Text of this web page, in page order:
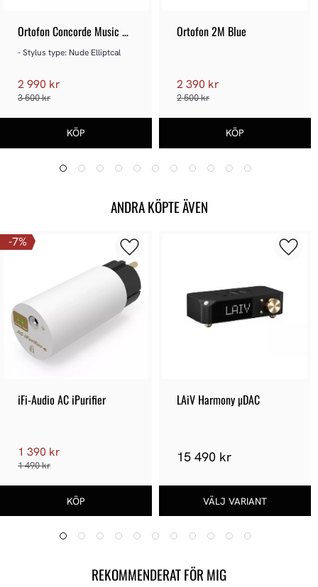
Ortofon Concorde Music
Blue
- Stylus type: Nude Elliptcal
2 990 kr
3 500 kr
Ortofon 2M Blue
2 390 kr
2 500 kr
ANDRA KÖPTE ÄVEN
iFi-Audio AC iPurifier
1 390 kr
1 490 kr
7%
LAiV Harmony µDAC
15 490 kr
REKOMMENDERAT FÖR MIG